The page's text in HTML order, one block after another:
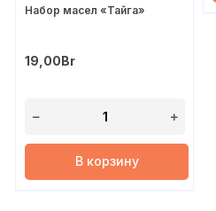
Набор масел «Тайга»
19,00Br
В корзину